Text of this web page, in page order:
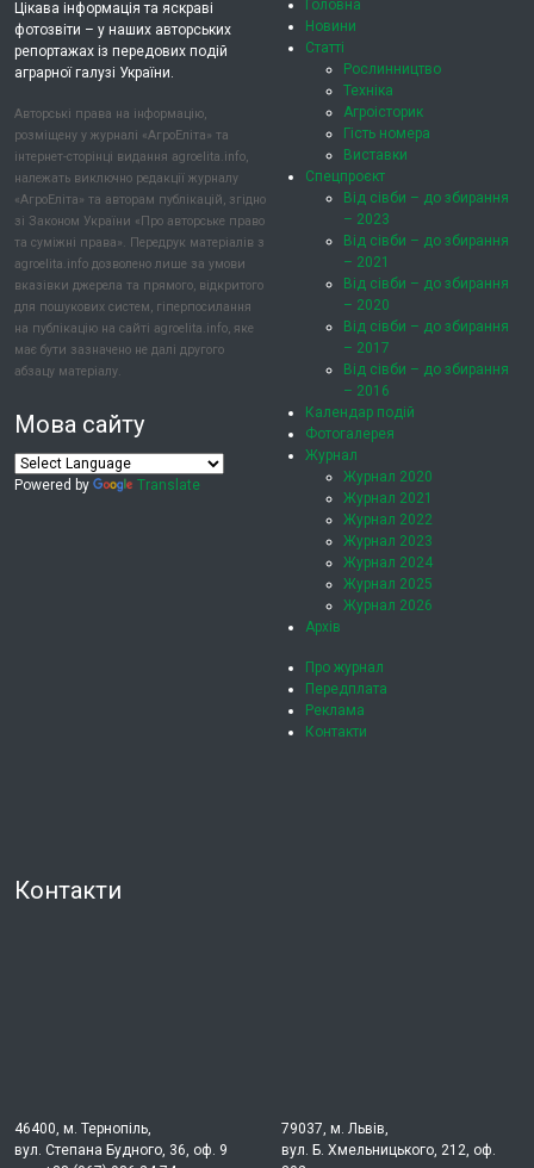
Цікава інформація та яскраві
фотозвіти – у наших авторських
репортажах із передових подій
аграрної галузі України.
Авторські права на інформацію,
розміщену у журналі «АгроЕліта» та
інтернет-сторінці видання agroelita.info,
належать виключно редакції журналу
«АгроЕліта» та авторам публікацій, згідно
зі Законом України «Про авторське право
та суміжні права». Передрук матеріалів з
agroelita.info дозволено лише за умови
вказівки джерела та прямого, відкритого
для пошукових систем, гіперпосилання
на публікацію на сайті agroelita.info, яке
має бути зазначено не далі другого
абзацу матеріалу.
Мова сайту
Powered by Translate
Головна
Новини
Статті
Рослинництво
Техніка
Агроісторик
Гість номера
Виставки
Спецпроєкт
Від сівби – до збирання
– 2023
Від сівби – до збирання
– 2021
Від сівби – до збирання
– 2020
Від сівби – до збирання
– 2017
Від сівби – до збирання
– 2016
Календар подій
Фотогалерея
Журнал
Журнал 2020
Журнал 2021
Журнал 2022
Журнал 2023
Журнал 2024
Журнал 2025
Журнал 2026
Архів
Про журнал
Передплата
Реклама
Контакти
Контакти
46400, м. Тернопіль,
вул. Степана Будного, 36, оф. 9
79037, м. Львів,
вул. Б. Хмельницького, 212, оф.